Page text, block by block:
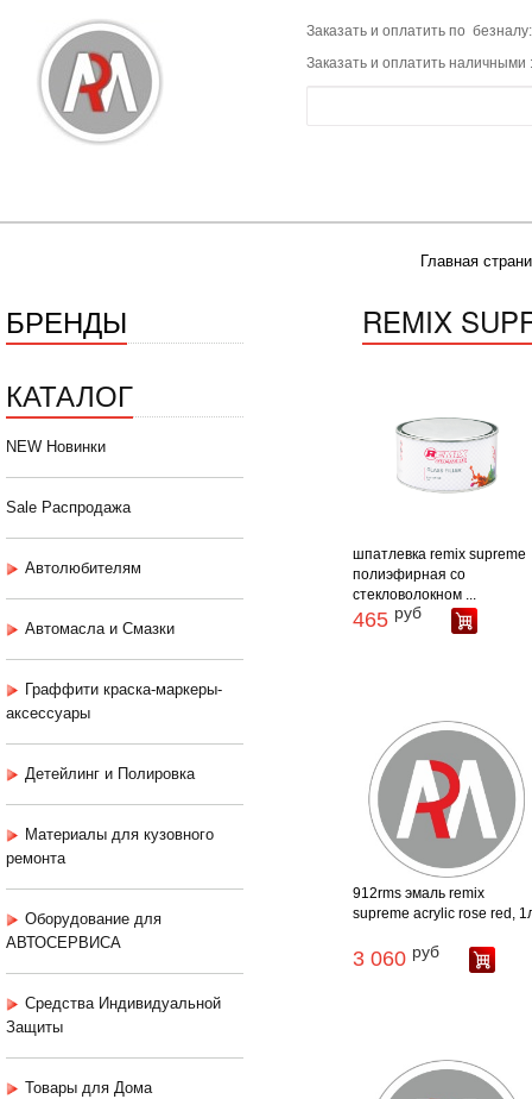
Заказать и оплатить по
Заказать и оплатить наличными
Главная
БРЕНДЫ
КАТАЛОГ
NEW Новинки
Sale Распродажа
Автолюбителям
Автомасла и Смазки
Граффити краска-маркеры-
аксессуары
Детейлинг и Полировка
Материалы для кузовного
ремонта
Оборудование для
АВТОСЕРВИСА
Средства Индивидуальной
Защиты
Товары для Дома
REMIX
шпатлевка remix supreme
полиэфирная со
стекловолокном ...
465 руб
912rms эмаль remix
supreme acrylic rose red,
3 060 руб